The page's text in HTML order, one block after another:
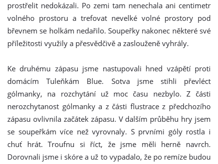
prostřelit nedokázali. Po zemi tam nenechala ani centimetr
volného prostoru a trefovat nevelké volné prostory pod
břevnem se holkám nedařilo. Soupeřky nakonec některé své
příležitosti využily a přesvědčivě a zaslouženě vyhrály.
Ke druhému zápasu jsme nastupovali hned vzápětí proti
domácím Tuleňkám Blue. Sotva jsme stihli převléct
gólmanky, na rozchytání už moc času nezbylo. Z části
nerozchytanost gólmanky a z části flustrace z předchozího
zápasu ovlivnila začátek zápasu. V dalším průběhu hry jsem
se soupeřkám více než vyrovnaly. S prvními góly rostla i
chuť hrát. Troufnu si říct, že jsme měli herně navrch.
Dorovnali jsme i skóre a už to vypadalo, že po remíze budou